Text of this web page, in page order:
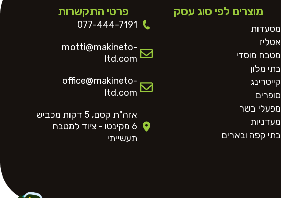
מוצרים לפי סוג עסק
מסעדות
אטליז
מטבח מוסדי
בתי מלון
קייטרינג
סופרים
מפעלי בשר
מעדניות
בתי קפה ובארים
פרטי התקשרות
077-444-7191
motti@makineto-
ltd.com
office@makineto-
ltd.com
אזה"ת קסם, 5 דקות מכביש
6 מקינטו - ציוד למטבח
תעשייתי